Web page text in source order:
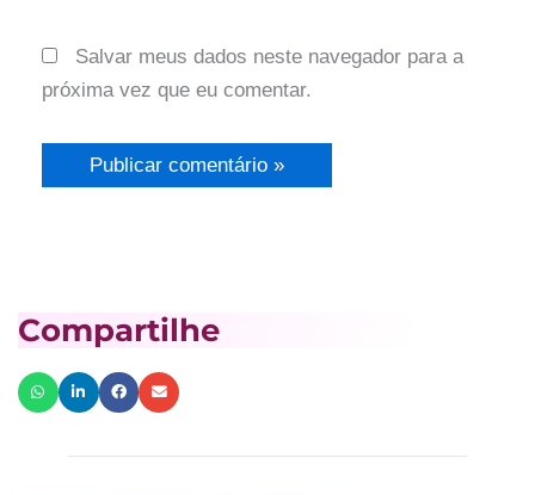
Salvar meus dados neste navegador para a
próxima vez que eu comentar.
Compartilhe